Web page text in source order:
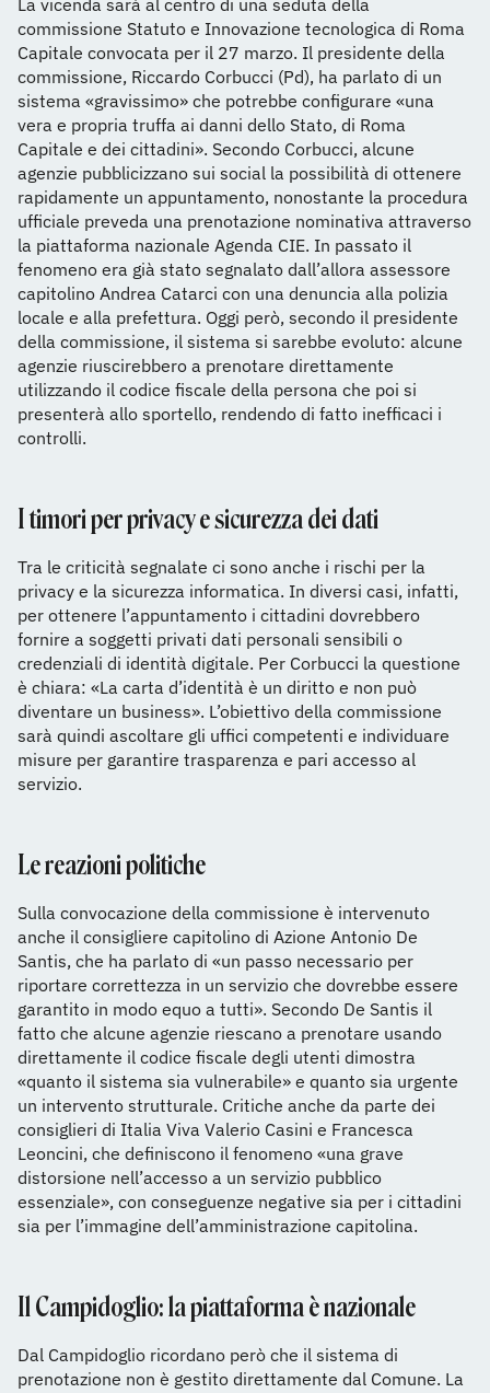
La vicenda sarà al centro di una seduta della
commissione Statuto e Innovazione tecnologica di Roma
Capitale convocata per il 27 marzo. Il presidente della
commissione, Riccardo Corbucci (Pd), ha parlato di un
sistema «gravissimo» che potrebbe configurare «una
vera e propria truffa ai danni dello Stato, di Roma
Capitale e dei cittadini». Secondo Corbucci, alcune
agenzie pubblicizzano sui social la possibilità di ottenere
rapidamente un appuntamento, nonostante la procedura
ufficiale preveda una prenotazione nominativa attraverso
la piattaforma nazionale Agenda CIE. In passato il
fenomeno era già stato segnalato dall’allora assessore
capitolino Andrea Catarci con una denuncia alla polizia
locale e alla prefettura. Oggi però, secondo il presidente
della commissione, il sistema si sarebbe evoluto: alcune
agenzie riuscirebbero a prenotare direttamente
utilizzando il codice fiscale della persona che poi si
presenterà allo sportello, rendendo di fatto inefficaci i
controlli.
I timori per privacy e sicurezza dei dati
Tra le criticità segnalate ci sono anche i rischi per la
privacy e la sicurezza informatica. In diversi casi, infatti,
per ottenere l’appuntamento i cittadini dovrebbero
fornire a soggetti privati dati personali sensibili o
credenziali di identità digitale. Per Corbucci la questione
è chiara: «La carta d’identità è un diritto e non può
diventare un business». L’obiettivo della commissione
sarà quindi ascoltare gli uffici competenti e individuare
misure per garantire trasparenza e pari accesso al
servizio.
Le reazioni politiche
Sulla convocazione della commissione è intervenuto
anche il consigliere capitolino di Azione Antonio De
Santis, che ha parlato di «un passo necessario per
riportare correttezza in un servizio che dovrebbe essere
garantito in modo equo a tutti». Secondo De Santis il
fatto che alcune agenzie riescano a prenotare usando
direttamente il codice fiscale degli utenti dimostra
«quanto il sistema sia vulnerabile» e quanto sia urgente
un intervento strutturale. Critiche anche da parte dei
consiglieri di Italia Viva Valerio Casini e Francesca
Leoncini, che definiscono il fenomeno «una grave
distorsione nell’accesso a un servizio pubblico
essenziale», con conseguenze negative sia per i cittadini
sia per l’immagine dell’amministrazione capitolina.
Il Campidoglio: la piattaforma è nazionale
Dal Campidoglio ricordano però che il sistema di
prenotazione non è gestito direttamente dal Comune. La